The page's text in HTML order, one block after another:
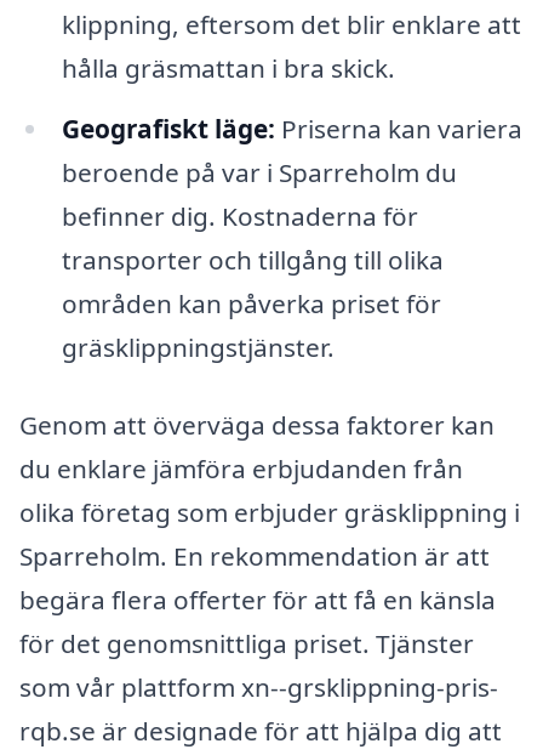
klippning, eftersom det blir enklare att
hålla gräsmattan i bra skick.
Geografiskt läge: Priserna kan variera
beroende på var i Sparreholm du
befinner dig. Kostnaderna för
transporter och tillgång till olika
områden kan påverka priset för
gräsklippningstjänster.
Genom att överväga dessa faktorer kan
du enklare jämföra erbjudanden från
olika företag som erbjuder gräsklippning i
Sparreholm. En rekommendation är att
begära flera offerter för att få en känsla
för det genomsnittliga priset. Tjänster
som vår plattform xn--grsklippning-pris-
rqb.se är designade för att hjälpa dig att